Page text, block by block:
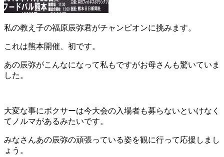
私の教え子の福原辰弥君がチャンピオンに挑みます。
これは熊本開催、初です。
あの辰弥がこんなになって私もですがお母さんも驚いていま
した。
大変な事にボクサーは今大会の入場者も募らないといけなく
てノルマがあるみたいです。
みなさんあの辰弥の頑張っている姿を観に行って応援しまし
ょう。